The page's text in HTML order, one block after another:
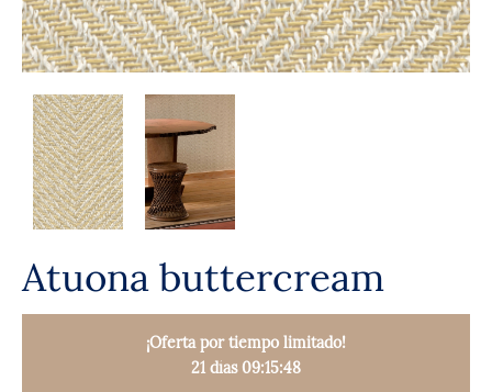
Atuona buttercream
¡Oferta por tiempo limitado!
21 días 09:15:47